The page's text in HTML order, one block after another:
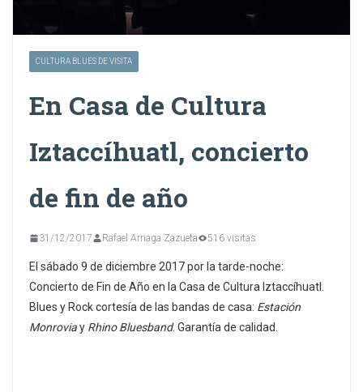
CULTURA BLUES DE VISITA
En Casa de Cultura
Iztaccíhuatl, concierto
de fin de año
31/12/2017 Rafael Arriaga Zazueta 516 visitas
El sábado 9 de diciembre 2017 por la tarde-noche:
Concierto de Fin de Año en la Casa de Cultura Iztaccíhuatl.
Blues y Rock cortesía de las bandas de casa: Estación
Monroviay Rhino Bluesband. Garantía de calidad.